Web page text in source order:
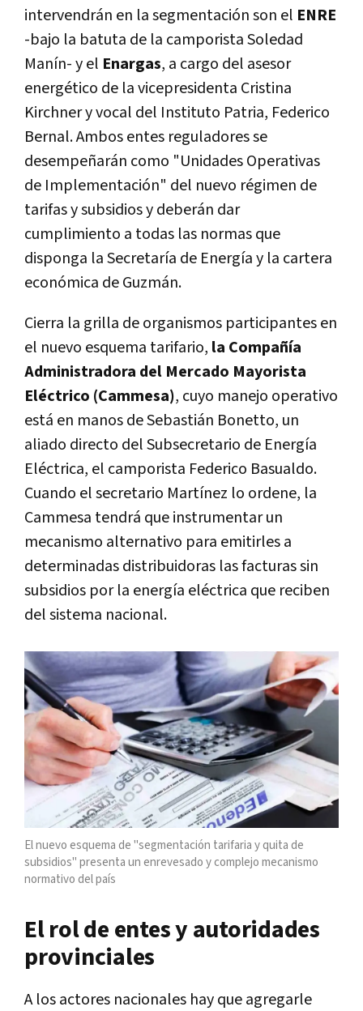
intervendrán en la segmentación son el ENRE
-bajo la batuta de la camporista Soledad
Manín- y el Enargas, a cargo del asesor
energético de la vicepresidenta Cristina
Kirchner y vocal del Instituto Patria, Federico
Bernal. Ambos entes reguladores se
desempeñarán como "Unidades Operativas
de Implementación" del nuevo régimen de
tarifas y subsidios y deberán dar
cumplimiento a todas las normas que
disponga la Secretaría de Energía y la cartera
económica de Guzmán.
Cierra la grilla de organismos participantes en
el nuevo esquema tarifario, la Compañía
Administradora del Mercado Mayorista
Eléctrico (Cammesa), cuyo manejo operativo
está en manos de Sebastián Bonetto, un
aliado directo del Subsecretario de Energía
Eléctrica, el camporista Federico Basualdo.
Cuando el secretario Martínez lo ordene, la
Cammesa tendrá que instrumentar un
mecanismo alternativo para emitirles a
determinadas distribuidoras las facturas sin
subsidios por la energía eléctrica que reciben
del sistema nacional.
El nuevo esquema de "segmentación tarifaria y quita de
subsidios" presenta un enrevesado y complejo mecanismo
normativo del país
El rol de entes y autoridades
provinciales
A los actores nacionales hay que agregarle